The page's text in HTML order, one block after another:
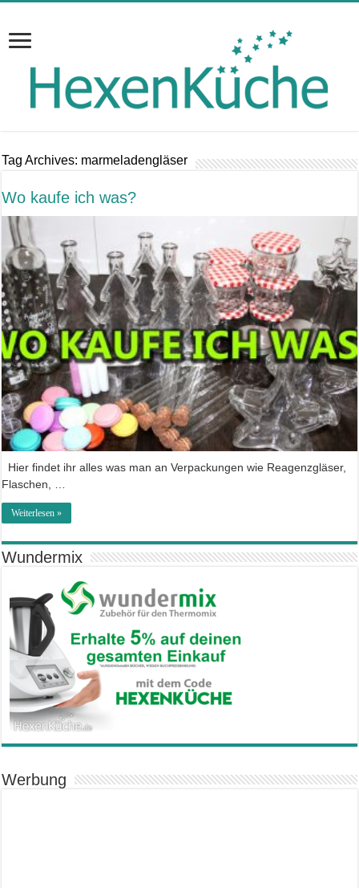
Tag Archives: marmeladengläser
Wo kaufe ich was?
Hier findet ihr alles was man an Verpackungen wie Reagenzgläser,
Flaschen, …
Weiterlesen »
Wundermix
Werbung